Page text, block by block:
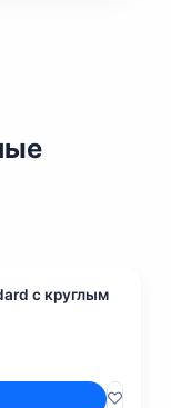
с круглым